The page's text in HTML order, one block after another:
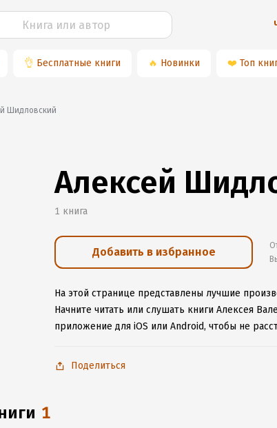
👌 Бесплатные книги 🔥 Новинки ❤️ Топ
Шидловский
Алексей
1 книга
Добавить в избранное
На этой странице представлены лучшие
Начните читать или слушать книги Алексея
приложение для iOS или Android, чтобы не
Поделиться
1